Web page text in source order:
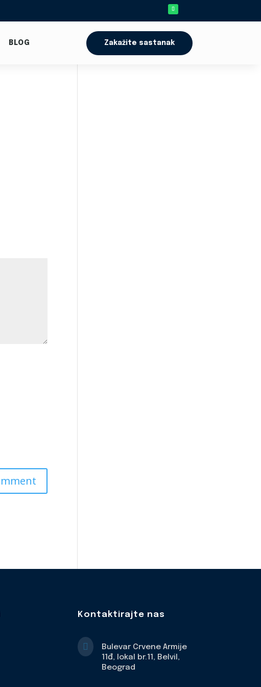
BLOG Zakažite sastanak
Kontaktirajte nas

Bulevar Crvene Armije
11đ, lokal br.11, Belvil,
Beograd